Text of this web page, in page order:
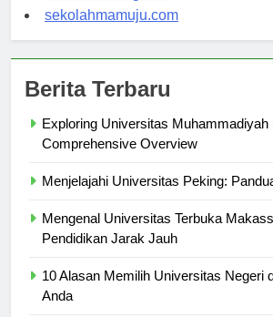
sekolahsorong.com
Exploring Universitas Muhammadiyah
Mengenal Universitas Terbuka
10 Alasan Memilih Universitas Negeri